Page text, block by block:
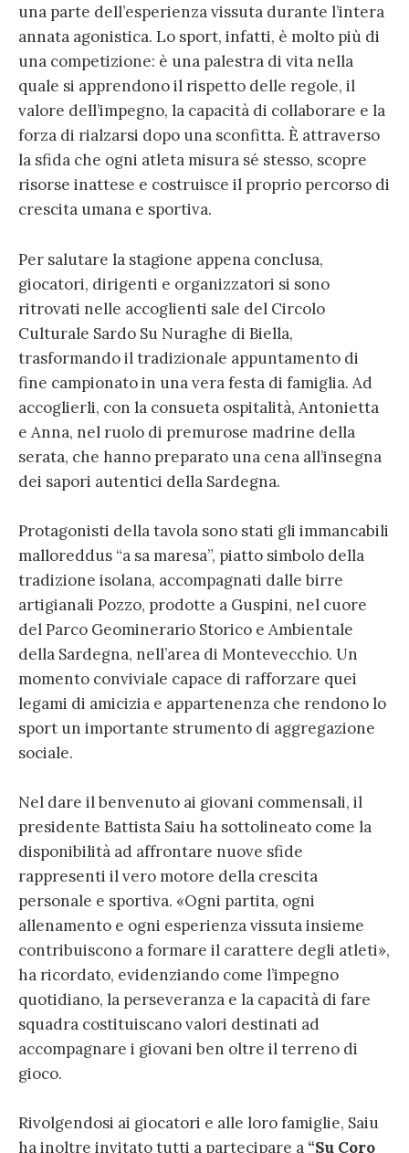
una parte dell’esperienza vissuta durante l’intera
annata agonistica. Lo sport, infatti, è molto più di
una competizione: è una palestra di vita nella
quale si apprendono il rispetto delle regole, il
valore dell’impegno, la capacità di collaborare e la
forza di rialzarsi dopo una sconfitta. È attraverso
la sfida che ogni atleta misura sé stesso, scopre
risorse inattese e costruisce il proprio percorso di
crescita umana e sportiva.
Per salutare la stagione appena conclusa,
giocatori, dirigenti e organizzatori si sono
ritrovati nelle accoglienti sale del Circolo
Culturale Sardo Su Nuraghe di Biella,
trasformando il tradizionale appuntamento di
fine campionato in una vera festa di famiglia. Ad
accoglierli, con la consueta ospitalità, Antonietta
e Anna, nel ruolo di premurose madrine della
serata, che hanno preparato una cena all’insegna
dei sapori autentici della Sardegna.
Protagonisti della tavola sono stati gli immancabili
malloreddus “a sa maresa”, piatto simbolo della
tradizione isolana, accompagnati dalle birre
artigianali Pozzo, prodotte a Guspini, nel cuore
del Parco Geominerario Storico e Ambientale
della Sardegna, nell’area di Montevecchio. Un
momento conviviale capace di rafforzare quei
legami di amicizia e appartenenza che rendono lo
sport un importante strumento di aggregazione
sociale.
Nel dare il benvenuto ai giovani commensali, il
presidente Battista Saiu ha sottolineato come la
disponibilità ad affrontare nuove sfide
rappresenti il vero motore della crescita
personale e sportiva. «Ogni partita, ogni
allenamento e ogni esperienza vissuta insieme
contribuiscono a formare il carattere degli atleti»,
ha ricordato, evidenziando come l’impegno
quotidiano, la perseveranza e la capacità di fare
squadra costituiscano valori destinati ad
accompagnare i giovani ben oltre il terreno di
gioco.
Rivolgendosi ai giocatori e alle loro famiglie, Saiu
ha inoltre invitato tutti a partecipare a “Su Coro